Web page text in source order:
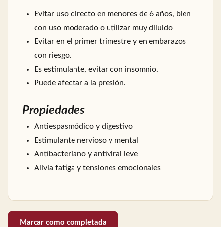
Evitar uso directo en menores de 6 años, bien
con uso moderado o utilizar muy diluido
Evitar en el primer trimestre y en embarazos
con riesgo.
Es estimulante, evitar con insomnio.
Puede afectar a la presión.
Propiedades
Antiespasmódico y digestivo
Estimulante nervioso y mental
Antibacteriano y antiviral leve
Alivia fatiga y tensiones emocionales
Marcar como completada